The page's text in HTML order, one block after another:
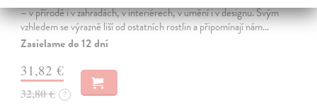
– v přírodě i v zahradách, v interiérech, v umění i v designu. Svým
vzhledem se výrazně liší od ostatních rostlin a připomínají nám…
Zasielame do 12 dní
31,82 €
32,80 € ?